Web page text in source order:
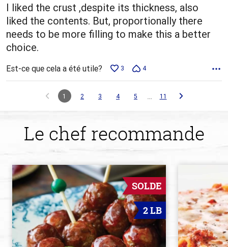
I liked the crust ,despite its thickness, also
liked the contents. But, proportionally there
needs to be more filling to make this a better
choice.
Est-ce que cela a été utile? 3 4
1 2 3 4 5 … 11
Le chef recommande
SOLDE
2 LB